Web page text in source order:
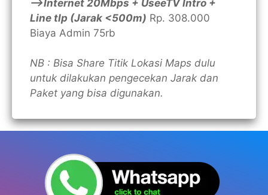
—>Internet 20Mbps + UseeTV Intro +
Line tlp (Jarak <500m) Rp. 308.000
Biaya Admin 75rb
NB : Bisa Share Titik Lokasi Maps dulu
untuk dilakukan pengecekan Jarak dan
Paket yang bisa digunakan.